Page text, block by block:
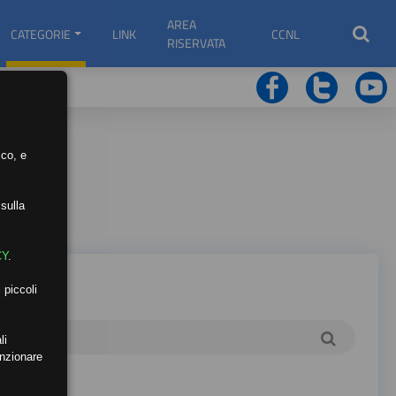
CATEGORIE LINK
AREA
RISERVATA
CCNL
e
.
piccoli